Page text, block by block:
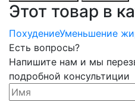
Этот товар в
ПохудениеУменьшение
Есть вопросы?
Напишите нам и мы
подробной консультиции